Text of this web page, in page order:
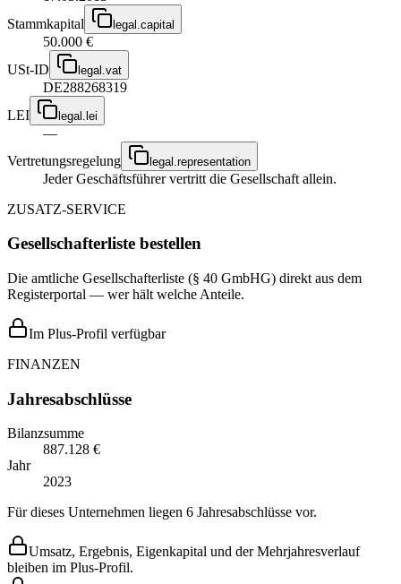
Stammkapital
legal.capital
50.000 €
USt-ID
legal.vat
DE288268319
LEI
legal.lei
—
Vertretungsregelung
legal.representation
Jeder Geschäftsführer vertritt die Gesellschaft allein.
ZUSATZ-SERVICE
Gesellschafterliste bestellen
Die amtliche Gesellschafterliste (§ 40 GmbHG) direkt aus dem
Registerportal — wer hält welche Anteile.
Im Plus-Profil verfügbar
FINANZEN
Jahresabschlüsse
Bilanzsumme
887.128 €
Jahr
2023
Für dieses Unternehmen liegen 6 Jahresabschlüsse vor.
Umsatz, Ergebnis, Eigenkapital und der Mehrjahresverlauf
bleiben im Plus-Profil.